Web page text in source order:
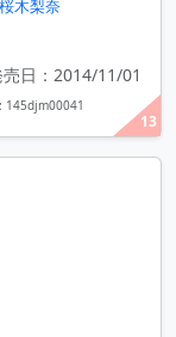
13
桜木梨奈
日：2014/11/01
145djm00041